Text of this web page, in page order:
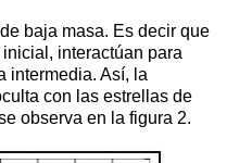
baja masa. Es decir que
interactúan para
intermedia. Así, la
con las estrellas de
observa en la figura 2.